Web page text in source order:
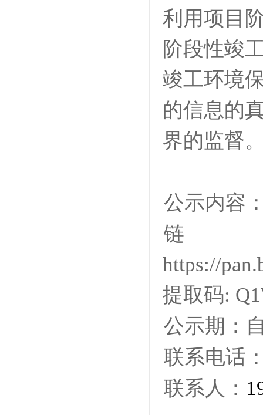
利用项目
阶段性竣
竣工环境
的信息的
界的监督
公示内容
https://
提取码:
公示期：
联系电话
联系人：